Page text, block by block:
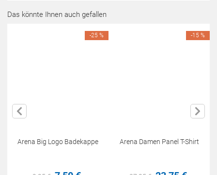
Das könnte Ihnen auch gefallen
Arena Big Logo Badekappe
-25 %
Arena Damen Panel T-Shirt
-15 %